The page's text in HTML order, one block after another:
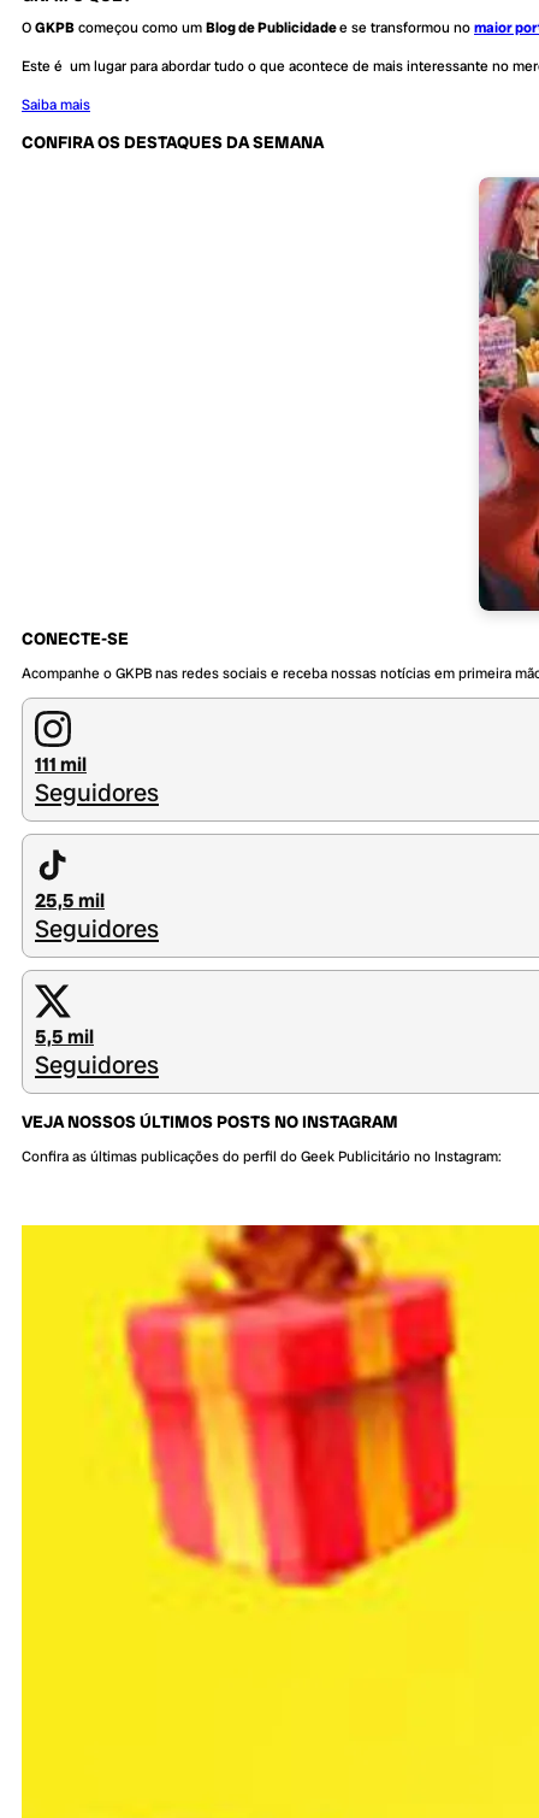
OGKPBcomeçou como umBlog de Publicidadee se transformou nomaior
Este é um lugar para abordar tudo o que acontece de mais interessante no
Saiba mais
CONFIRA OS DESTAQUES DA SEMANA
CONECTE-SE
Acompanhe o GKPB nas redes sociais e receba nossas notícias em primeira
111 mil
Seguidores
25,5 mil
Seguidores
5,5 mil
Seguidores
VEJA NOSSOS ÚLTIMOS POSTS NO INSTAGRAM
Confira as últimas publicações do perfil do Geek Publicitário no Instagram: